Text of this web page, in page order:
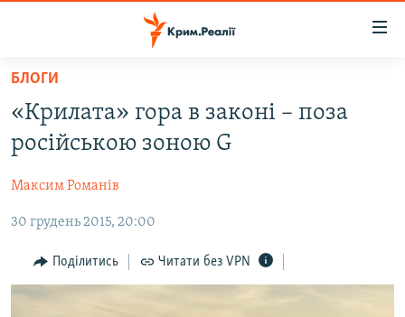
Перейти
основного
матеріалу
Перейти
до
навігації
Перейти
пошуку
ВОДА.КРИМ
ВІДЕО ТА ФОТО
ПОЛІТИКА
БЛОГИ
ПОГЛЯД
ІНТЕРВ'Ю
БЛОГИ
«Крилата» гора в законі – поза
російською зоною G
Максим Романів
30 грудень 2015, 20:00
Поділитись Читати без VPN